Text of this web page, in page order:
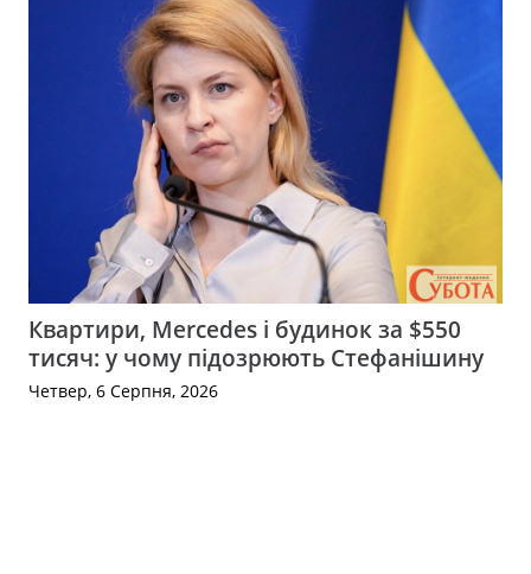
Квартири, Mercedes і будинок за $550
тисяч: у чому підозрюють Стефанішину
Четвер, 6 Серпня, 2026